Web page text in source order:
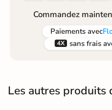
Commandez
Paiements avec
 sans frais
Les autres produits